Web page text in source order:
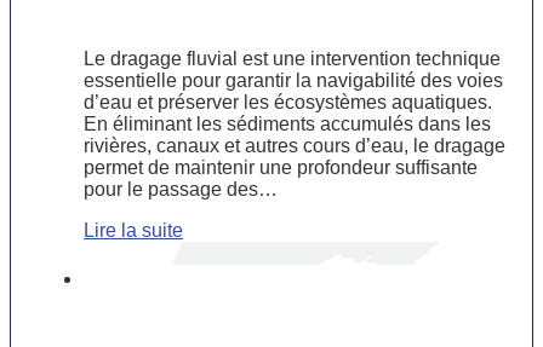
Le dragage fluvial est une intervention technique
essentielle pour garantir la navigabilité des voies
d’eau et préserver les écosystèmes aquatiques.
En éliminant les sédiments accumulés dans les
rivières, canaux et autres cours d’eau, le dragage
permet de maintenir une profondeur suffisante
pour le passage des…
Lire la suite